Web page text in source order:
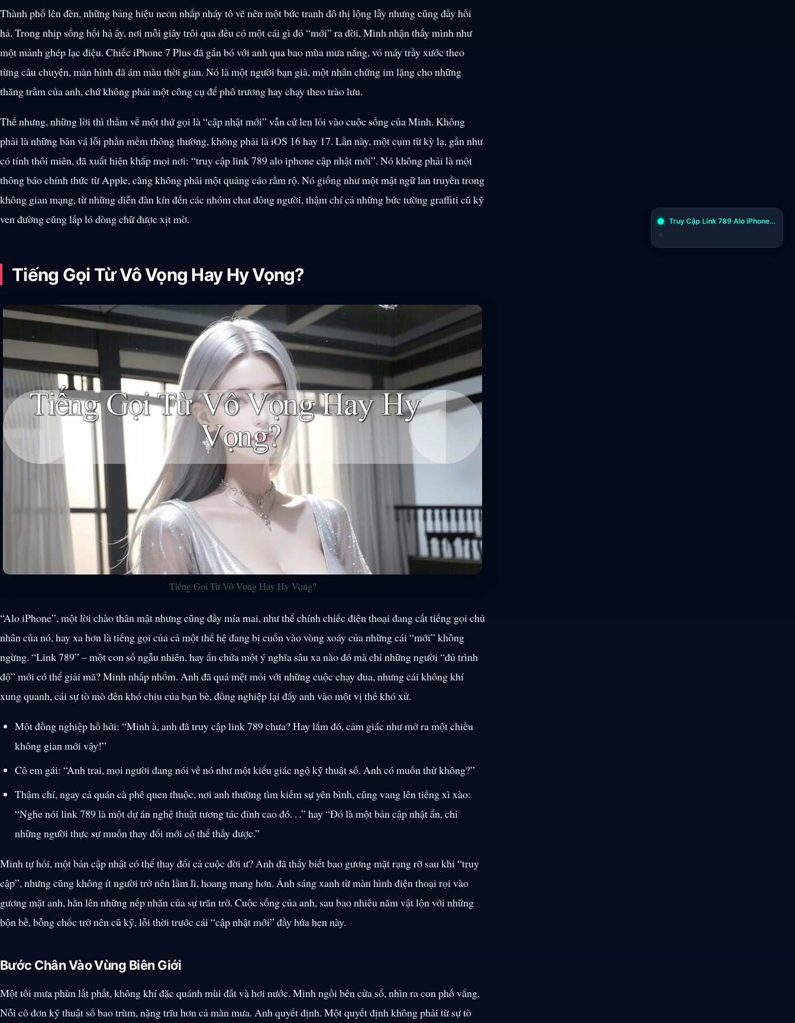
Thành phố lên đèn, những bảng hiệu neon nhấp nháy tô vẽ nên một bức tranh đô thị lộng lẫy nhưng cũng đầy hối
hả. Trong nhịp sống hối hả ấy, nơi mỗi giây trôi qua đều có một cái gì đó mới ra đời, Minh nhận thấy mình như
một mảnh ghép lạc điệu. Chiếc iPhone 7 Plus đã gắn bó với anh qua bao mùa mưa nắng, vỏ máy trầy xước theo
từng câu chuyện, màn hình đã ám màu thời gian. Nó là một người bạn già, một nhân chứng im lặng cho những
thăng trầm của anh, chứ không phải một công cụ để phô trương hay chạy theo trào lưu.
Thế nhưng, những lời thì thầm về một thứ gọi là cập nhật mới vẫn cứ len lỏi vào cuộc sống của Minh. Không
phải là những bản vá lỗi phần mềm thông thường, không phải là iOS 16 hay 17. Lần này, một cụm từ kỳ lạ, gần như
có tính thôi miên, đã xuất hiện khắp mọi nơi: truy cập link 789 alo iphone cập nhật mới . Nó không phải là một
thông báo chính thức từ Apple, càng không phải một quảng cáo rầm rộ. Nó giống như một mật ngữ lan truyền trong
không gian mạng, từ những diễn đàn kín đến các nhóm chat đông người, thậm chí cả những bức tường graffiti cũ kỹ
ven đường cũng lấp ló dòng chữ được xịt mờ.
Tiếng Gọi Từ Vô Vọng Hay Hy Vọng?
Tiếng Gọi Từ Vô Vọng Hay Hy Vọng?
Alo iPhone , một lời chào thân mật nhưng cũng đầy mỉa mai, như thể chính chiếc điện thoại đang cất tiếng gọi chủ
nhân của nó, hay xa hơn là tiếng gọi của cả một thế hệ đang bị cuốn vào vòng xoáy của những cái mới không
ngừng. Link 789 – một con số ngẫu nhiên, hay ẩn chứa một ý nghĩa sâu xa nào đó mà chỉ những người đủ trình
độ mới có thể giải mã? Minh nhấp nhổm. Anh đã quá mệt mỏi với những cuộc chạy đua, nhưng cái không khí
xung quanh, cái sự tò mò đến khó chịu của bạn bè, đồng nghiệp lại đẩy anh vào một vị thế khó xử.
Một đồng nghiệp hồ hởi: Minh à, anh đã truy cập link 789 chưa? Hay lắm đó, cảm giác như mở ra một chiều
không gian mới vậy!
Cô em gái: Anh trai, mọi người đang nói về nó như một kiểu giác ngộ kỹ thuật số. Anh có muốn thử không?
Thậm chí, ngay cả quán cà phê quen thuộc, nơi anh thường tìm kiếm sự yên bình, cũng vang lên tiếng xì xào:
Nghe nói link 789 là một dự án nghệ thuật tương tác đỉnh cao đó. . . hay Đó là một bản cập nhật ẩn, chỉ
những người thực sự muốn thay đổi mới có thể thấy được.
Minh tự hỏi, một bản cập nhật có thể thay đổi cả cuộc đời ư? Anh đã thấy biết bao gương mặt rạng rỡ sau khi truy
cập , nhưng cũng không ít người trở nên lầm lì, hoang mang hơn. Ánh sáng xanh từ màn hình điện thoại rọi vào
gương mặt anh, hằn lên những nếp nhăn của sự trăn trở. Cuộc sống của anh, sau bao nhiêu năm vật lộn với những
bộn bề, bỗng chốc trở nên cũ kỹ, lỗi thời trước cái cập nhật mới đầy hứa hẹn này.
Bước Chân Vào Vùng Biên Giới
Một tối mưa phùn lất phất, không khí đặc quánh mùi đất và hơi nước. Minh ngồi bên cửa sổ, nhìn ra con phố vắng.
Nỗi cô đơn kỹ thuật số bao trùm, nặng trĩu hơn cả màn mưa. Anh quyết định. Một quyết định không phải từ sự tò
Truy Cập Link 789 Alo iPhone Cập Nhật Mới: Một Tiếng Thở Dài Giữa Thời Đại Số